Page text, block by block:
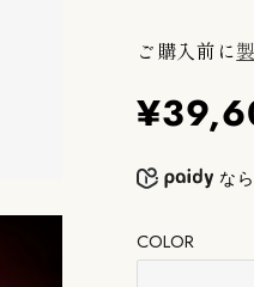
豊富なカラ
一台です。
USB充電コ
ご購入前に
なら
COLOR